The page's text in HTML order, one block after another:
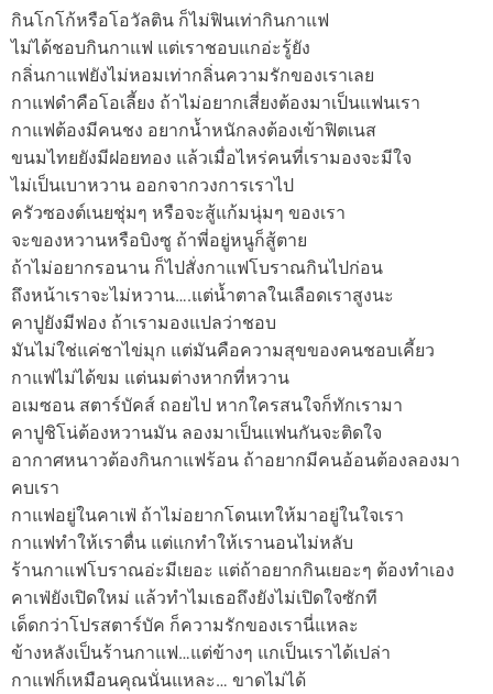
กินโกโก้หรือโอวัลติน ก็ไม่ฟินเท่ากินกาแฟ
ไม่ได้ชอบกินกาแฟ แต่เราชอบแกอ่ะรู้ยัง
กลิ่นกาแฟยังไม่หอมเท่ากลิ่นความรักของเราเลย
กาแฟดำคือโอเลี้ยง ถ้าไม่อยากเสี่ยงต้องมาเป็นแฟนเรา
กาแฟต้องมีคนชง อยากน้ำหนักลงต้องเข้าฟิตเนส
ขนมไทยยังมีฝอยทอง แล้วเมื่อไหร่คนที่เรามองจะมีใจ
ไม่เป็นเบาหวาน ออกจากวงการเราไป
ครัวซองต์เนยชุ่มๆ หรือจะสู้แก้มนุ่มๆ ของเรา
จะของหวานหรือบิงซู ถ้าพี่อยู่หนูก็สู้ตาย
ถ้าไม่อยากรอนาน ก็ไปสั่งกาแฟโบราณกินไปก่อน
ถึงหน้าเราจะไม่หวาน….แต่น้ำตาลในเลือดเราสูงนะ
คาปูยังมีฟอง ถ้าเรามองแปลว่าชอบ
มันไม่ใช่แค่ชาไข่มุก แต่มันคือความสุขของคนชอบเคี้ยว
กาแฟไม่ได้ขม แต่นมต่างหากที่หวาน
อเมซอน สตาร์บัคส์ ถอยไป หากใครสนใจก็ทักเรามา
คาปูชิโน่ต้องหวานมัน ลองมาเป็นแฟนกันจะติดใจ
อากาศหนาวต้องกินกาแฟร้อน ถ้าอยากมีคนอ้อนต้องลองมา
คบเรา
กาแฟอยู่ในคาเฟ่ ถ้าไม่อยากโดนเทให้มาอยู่ในใจเรา
กาแฟทำให้เราตื่น แต่แกทำให้เรานอนไม่หลับ
ร้านกาแฟโบราณอ่ะมีเยอะ แต่ถ้าอยากกินเยอะๆ ต้องทำเอง
คาเฟ่ยังเปิดใหม่ แล้วทำไมเธอถึงยังไม่เปิดใจซักที
เด็ดกว่าโปรสตาร์บัค ก็ความรักของเรานี่แหละ
ข้างหลังเป็นร้านกาแฟ…แต่ข้างๆ แกเป็นเราได้เปล่า
กาแฟก็เหมือนคุณนั่นแหละ… ขาดไม่ได้